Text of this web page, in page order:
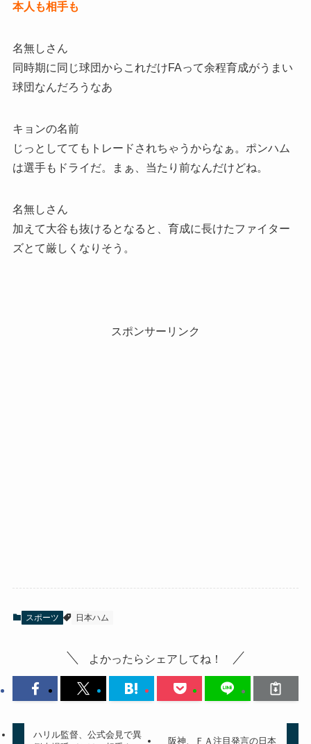
本人も相手も
名無しさん
同時期に同じ球団からこれだけFAって余程育成がうまい
球団なんだろうなあ
キョンの名前
じっとしててもトレードされちゃうからなぁ。ポンハム
は選手もドライだ。まぁ、当たり前なんだけどね。
名無しさん
加えて大谷も抜けるとなると、育成に長けたファイター
ズとて厳しくなりそう。
スポンサーリンク
スポーツ 日本ハム
よかったらシェアしてね！
ハリル監督、公式会見で異
阪神、ＦＡ注目発言の日本